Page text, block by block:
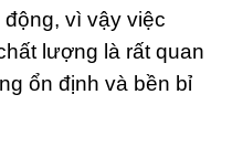
vì vậy việc
lượng là rất quan
ổn định và bền bỉ